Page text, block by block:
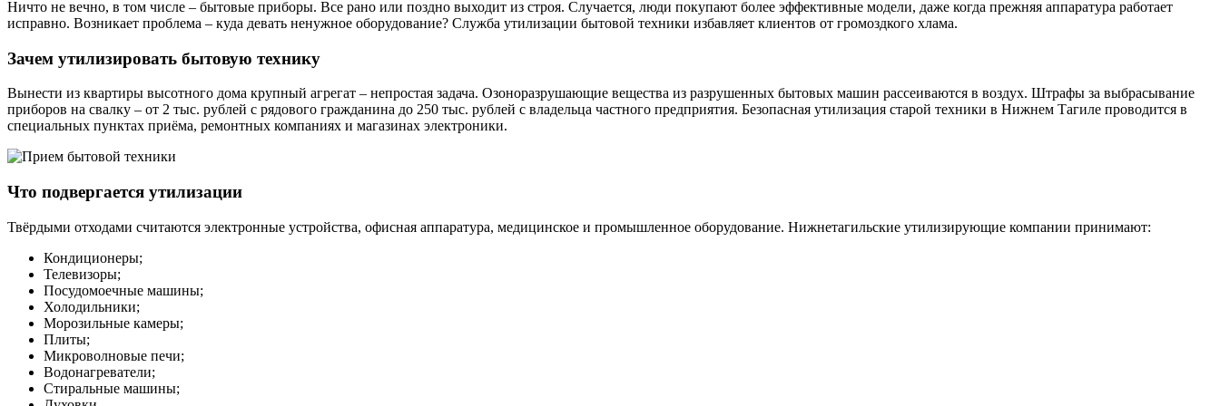
Ничто не вечно, в том числе – бытовые приборы. Все рано или поздно выходит из строя. Случается, люди покупают более эффективные модели, даже когда прежняя аппаратура работает
исправно. Возникает проблема – куда девать ненужное оборудование? Служба утилизации бытовой техники избавляет клиентов от громоздкого хлама.
Зачем утилизировать бытовую технику
Вынести из квартиры высотного дома крупный агрегат – непростая задача. Озоноразрушающие вещества из разрушенных бытовых машин рассеиваются в воздух. Штрафы за выбрасывание
приборов на свалку – от 2 тыс. рублей с рядового гражданина до 250 тыс. рублей с владельца частного предприятия. Безопасная утилизация старой техники в Нижнем Тагиле проводится в
специальных пунктах приёма, ремонтных компаниях и магазинах электроники.
Что подвергается утилизации
Твёрдыми отходами считаются электронные устройства, офисная аппаратура, медицинское и промышленное оборудование. Нижнетагильские утилизирующие компании принимают:
Кондиционеры;
Телевизоры;
Посудомоечные машины;
Холодильники;
Морозильные камеры;
Плиты;
Микроволновые печи;
Водонагреватели;
Стиральные машины;